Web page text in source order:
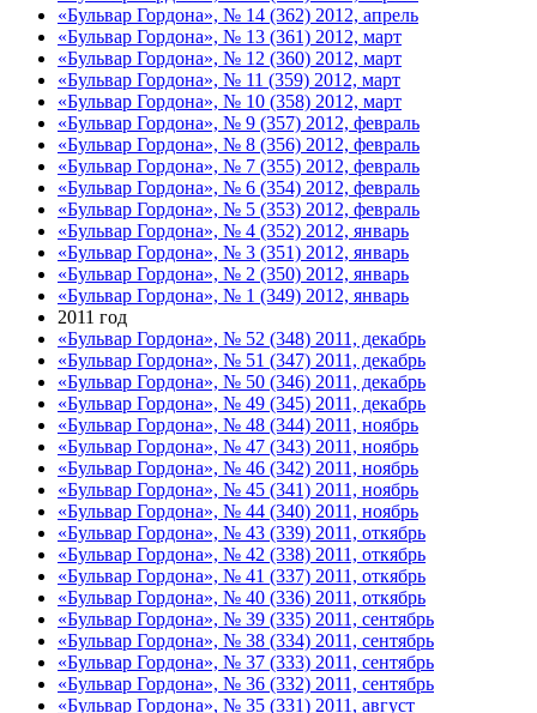
«Бульвар Гордона», № 14 (362) 2012, апрель
«Бульвар Гордона», № 13 (361) 2012, март
«Бульвар Гордона», № 12 (360) 2012, март
«Бульвар Гордона», № 11 (359) 2012, март
«Бульвар Гордона», № 10 (358) 2012, март
«Бульвар Гордона», № 9 (357) 2012, февраль
«Бульвар Гордона», № 8 (356) 2012, февраль
«Бульвар Гордона», № 7 (355) 2012, февраль
«Бульвар Гордона», № 6 (354) 2012, февраль
«Бульвар Гордона», № 5 (353) 2012, февраль
«Бульвар Гордона», № 4 (352) 2012, январь
«Бульвар Гордона», № 3 (351) 2012, январь
«Бульвар Гордона», № 2 (350) 2012, январь
«Бульвар Гордона», № 1 (349) 2012, январь
2011 год
«Бульвар Гордона», № 52 (348) 2011, декабрь
«Бульвар Гордона», № 51 (347) 2011, декабрь
«Бульвар Гордона», № 50 (346) 2011, декабрь
«Бульвар Гордона», № 49 (345) 2011, декабрь
«Бульвар Гордона», № 48 (344) 2011, ноябрь
«Бульвар Гордона», № 47 (343) 2011, ноябрь
«Бульвар Гордона», № 46 (342) 2011, ноябрь
«Бульвар Гордона», № 45 (341) 2011, ноябрь
«Бульвар Гордона», № 44 (340) 2011, ноябрь
«Бульвар Гордона», № 43 (339) 2011, откябрь
«Бульвар Гордона», № 42 (338) 2011, откябрь
«Бульвар Гордона», № 41 (337) 2011, откябрь
«Бульвар Гордона», № 40 (336) 2011, откябрь
«Бульвар Гордона», № 39 (335) 2011, сентябрь
«Бульвар Гордона», № 38 (334) 2011, сентябрь
«Бульвар Гордона», № 37 (333) 2011, сентябрь
«Бульвар Гордона», № 36 (332) 2011, сентябрь
«Бульвар Гордона», № 35 (331) 2011, август